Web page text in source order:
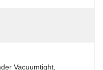
Vacuumtight